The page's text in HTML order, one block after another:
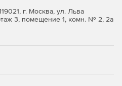
по всей базе то письмо,
Rate.
рассылок на графике,
г. Москва, ул. Льва
3, помещение 1, комн. № 2, 2а